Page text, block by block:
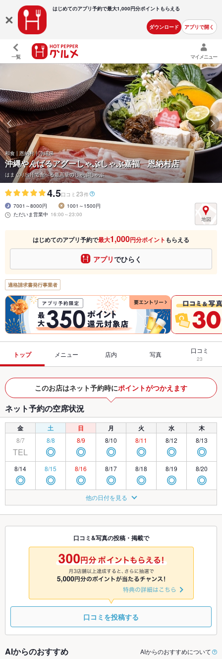
はじめてのアプリ予約で最大1,000円分ポイントもらえる
ダウンロード アプリで開く
一覧 マイメニュー
和食 | 恩納村 | 沖縄県
沖縄やんばるアグーしゃぶしゃぶ嘉福 恩納村店
はまぐり出汁で食べる最高級のしゃぶしゃぶ
4.5口コミ 23件
7001～8000円
1001～1500円
ただいま営業中 16:00～23:00
はじめてのアプリ予約で最大1,000円分ポイント もらえる
アプリでひらく
適格請求書発行事業者
トップ メニュー 店内 写真 口コミ
23
このお店はネット予約時にポイントがつかえます
ネット予約の空席状況
金 土 日 月 火 水 木
8/7
TEL
8/8
◎
8/9
◎
8/10
◎
8/11
◎
8/12
◎
8/13
◎
8/14
◎
8/15
◎
8/16
◎
8/17
◎
8/18
◎
8/19
◎
8/20
◎
◎ ◎
8/23
◎
8/24
◎
8/25
◎ ◎ ◎
8/28 8/29 8/30
◎
8/31
◎
9/1
◎
9/2 9/3
9/6
◎ ◎ ◎ ◎
他の日付を見る
口コミ&写真の投稿・掲載で
口コミを投稿する
AIからのおすすめ AIからのおすすめについて